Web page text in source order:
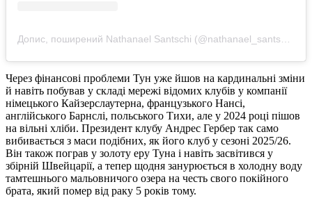
Через фінансові проблеми Тун уже йшов на кардинальні зміни
й навіть побував у складі мережі відомих клубів у компанії
німецького Кайзерслаутерна, французького Нансі,
англійського Барнслі, польського Тихи, але у 2024 році пішов
на вільні хліби. Президент клубу Андрес Гербер так само
вибивається з маси подібних, як його клуб у сезоні 2025/26.
Він також пограв у золоту еру Туна і навіть засвітився у
збірній Швейцарії, а тепер щодня занурюється в холодну воду
тамтешнього мальовничого озера на честь свого покійного
брата, який помер від раку 5 років тому.